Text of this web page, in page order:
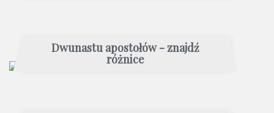
Dwunastu apostołów - znajdź
różnice